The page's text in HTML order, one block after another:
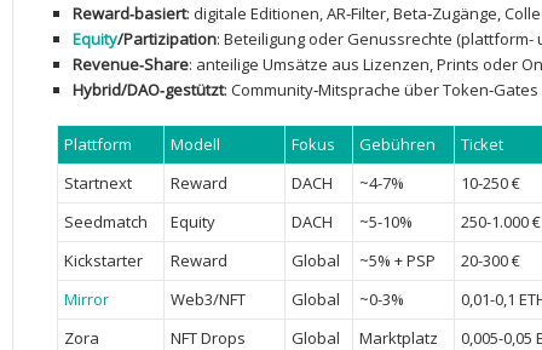
Reward‑basiert: ‍digitale ⁤Editionen, ⁣AR‑Filter, Beta‑Zugänge,
Equity/Partizipation: Beteiligung oder Genussrechte
Revenue‑Share:‌ anteilige ⁤Umsätze aus Lizenzen, ⁢Prints oder
Hybrid/DAO‑gestützt:⁣ Community‑Mitsprache über
Plattform Modell Fokus Gebühren
Ticket
Startnext
Reward DACH ~4-7%
10-250 €
Seedmatch
Equity DACH ~5-10%
250-1.000 €
Kickstarter
Reward Global ~5% + ‌PSP
20-300 ⁣€
Mirror
Web3/NFT Global ~0-3%
0,01-0,1
Zora
NFT‌ Drops Global Marktplatz
0,005-0,05